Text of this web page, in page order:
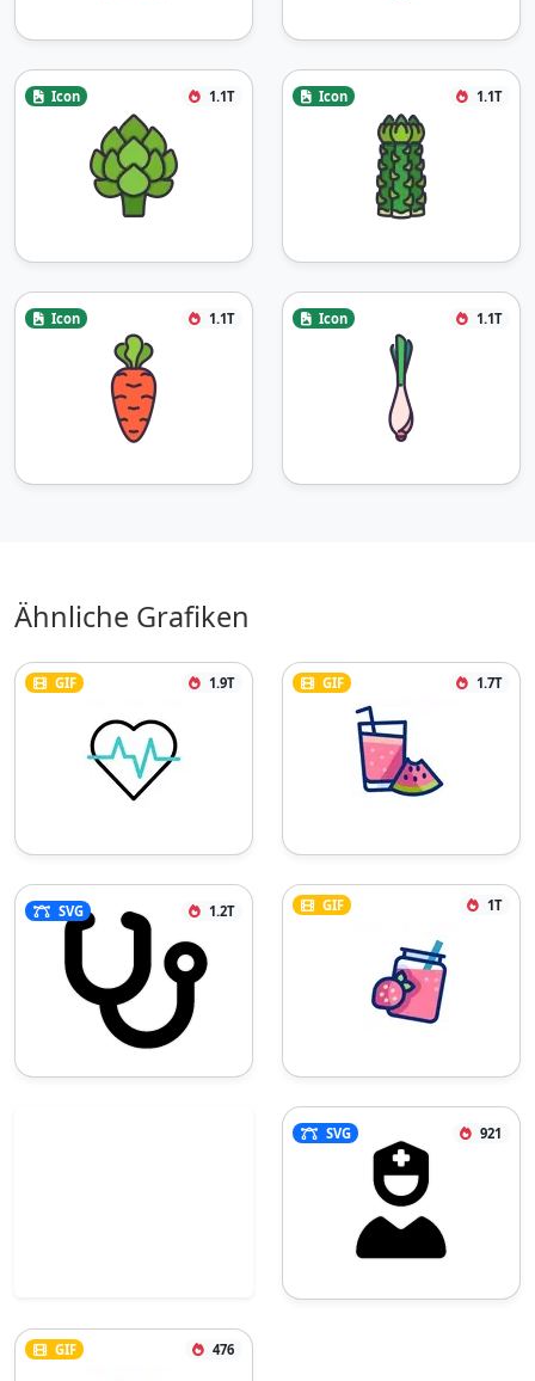
Icon 1.1T Icon 1.1T
Icon 1.1T Icon 1.1T
Ähnliche Grafiken
GIF 1.9T GIF 1.7T
SVG 1.2T GIF 1T
SVG 921
GIF 476